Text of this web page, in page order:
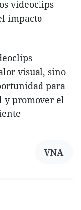
videoclips
impacto
visual, sino
para
y promover el
VNA